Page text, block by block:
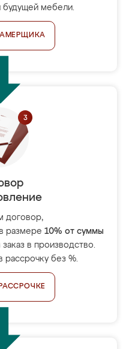
будущей мебели.
договор,
размере 10% от суммы
в производство.
рассрочку без %.